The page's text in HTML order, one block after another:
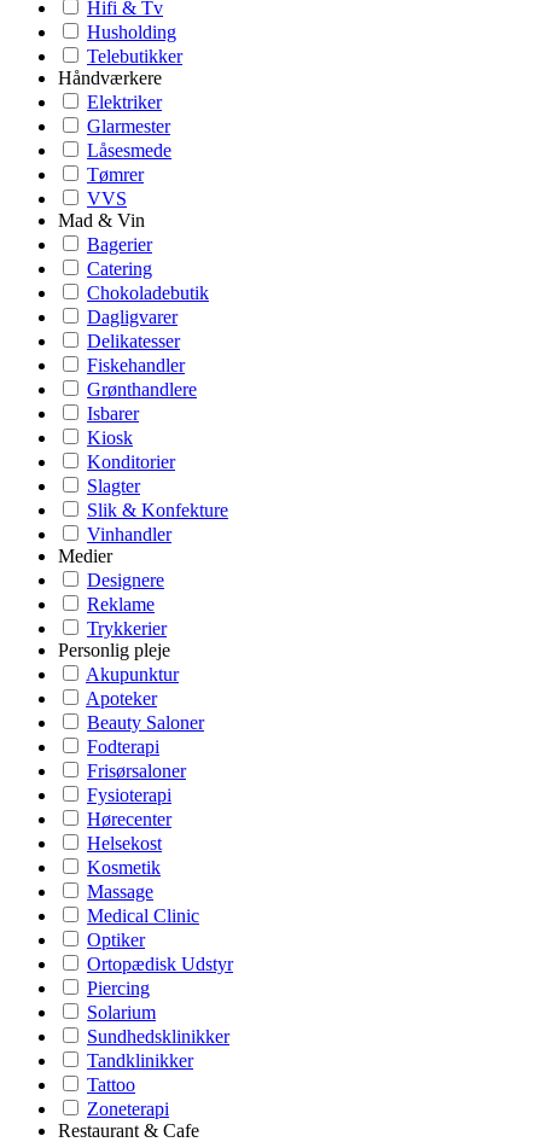
Hifi & Tv
Husholding
Telebutikker
Håndværkere
Elektriker
Glarmester
Låsesmede
Tømrer
VVS
Mad & Vin
Bagerier
Catering
Chokoladebutik
Dagligvarer
Delikatesser
Fiskehandler
Grønthandlere
Isbarer
Kiosk
Konditorier
Slagter
Slik & Konfekture
Vinhandler
Medier
Designere
Reklame
Trykkerier
Personlig pleje
Akupunktur
Apoteker
Beauty Saloner
Fodterapi
Frisørsaloner
Fysioterapi
Hørecenter
Helsekost
Kosmetik
Massage
Medical Clinic
Optiker
Ortopædisk Udstyr
Piercing
Solarium
Sundhedsklinikker
Tandklinikker
Tattoo
Zoneterapi
Restaurant & Cafe